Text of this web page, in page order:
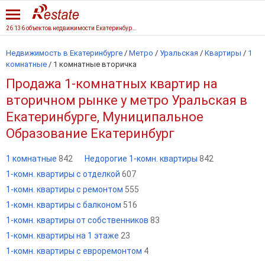
Недвижимость в Екатеринбурге / Метро / Уральская / Квартиры / 1
комнатные / 1 комнатные вторичка
Продажа 1-комнатных квартир на
вторичном рынке у метро Уральская в
Екатеринбурге, Муниципальное
Образование Екатеринбург
1 комнатные 842 Недорогие 1-комн. квартиры 842
1-комн. квартиры с отделкой 607
1-комн. квартиры с ремонтом 555
1-комн. квартиры с балконом 516
1-комн. квартиры от собственников 83
1-комн. квартиры на 1 этаже 23
1-комн. квартиры с евроремонтом 4